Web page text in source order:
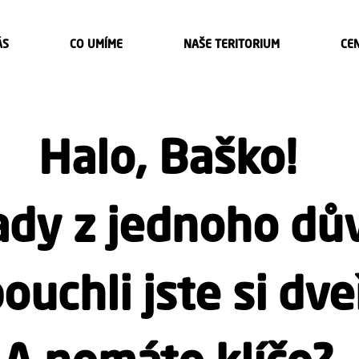
CO UMÍME NAŠE TERITORIUM
Halo, Baško!
z jednoho
jste si